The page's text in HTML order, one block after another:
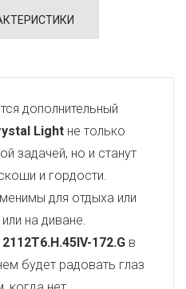
дополнительный
Light не только
задачей, но и станут
и гордости.
для отдыха или
на диване.
172.G в
будет радовать глаз